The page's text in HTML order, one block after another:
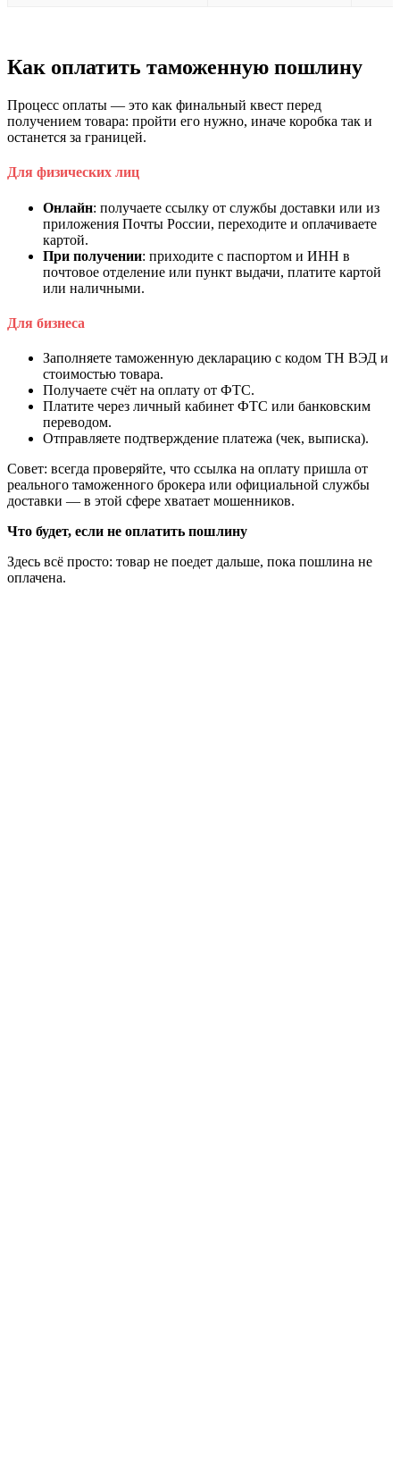
Как оплатить таможенную пошлину
Процесс оплаты — это как финальный квест перед
получением товара: пройти его нужно, иначе коробка так и
останется за границей.
Для физических лиц
Онлайн: получаете ссылку от службы доставки или из
приложения Почты России, переходите и оплачиваете
картой.
При получении: приходите с паспортом и ИНН в
почтовое отделение или пункт выдачи, платите картой
или наличными.
Для бизнеса
Заполняете таможенную декларацию с кодом ТН ВЭД и
стоимостью товара.
Получаете счёт на оплату от ФТС.
Платите через личный кабинет ФТС или банковским
переводом.
Отправляете подтверждение платежа (чек, выписка).
Совет: всегда проверяйте, что ссылка на оплату пришла от
реального таможенного брокера или официальной службы
доставки — в этой сфере хватает мошенников.
Что будет, если не оплатить пошлину
Здесь всё просто: товар не поедет дальше, пока пошлина не
оплачена.